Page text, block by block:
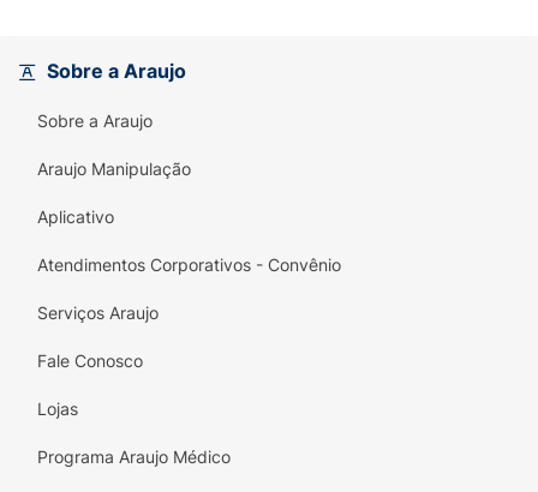
com um toque lúdico.
Transforme a hora do lanche em algo especial
é um must-have para os fãs de Lilo & Stitch,
trazendo uma pitada de magia e diversão a
adicione um pouco de alegria ao seu dia!
Sobre a Araujo
Sobre a Araujo
Araujo Manipulação
Aplicativo
Atendimentos Corporativos - Convênio
Serviços Araujo
Fale Conosco
Lojas
Programa Araujo Médico